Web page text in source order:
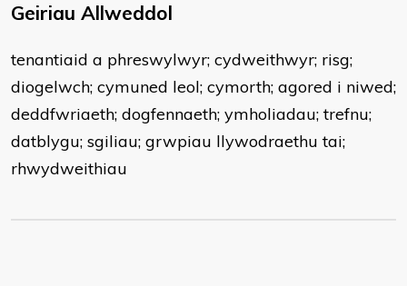
Geiriau Allweddol
tenantiaid a phreswylwyr; cydweithwyr; risg;
diogelwch; cymuned leol; cymorth; agored i niwed;
deddfwriaeth; dogfennaeth; ymholiadau; trefnu;
datblygu; sgiliau; grwpiau llywodraethu tai;
rhwydweithiau